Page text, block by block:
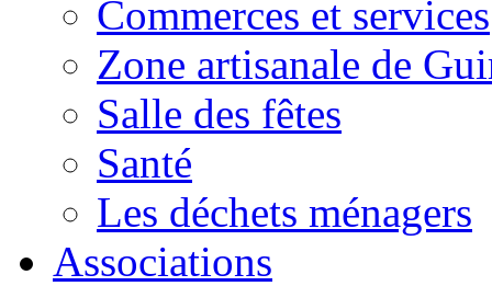
Commerces et services
Zone artisanale de
Salle des fêtes
Santé
Les déchets ménagers
Associations